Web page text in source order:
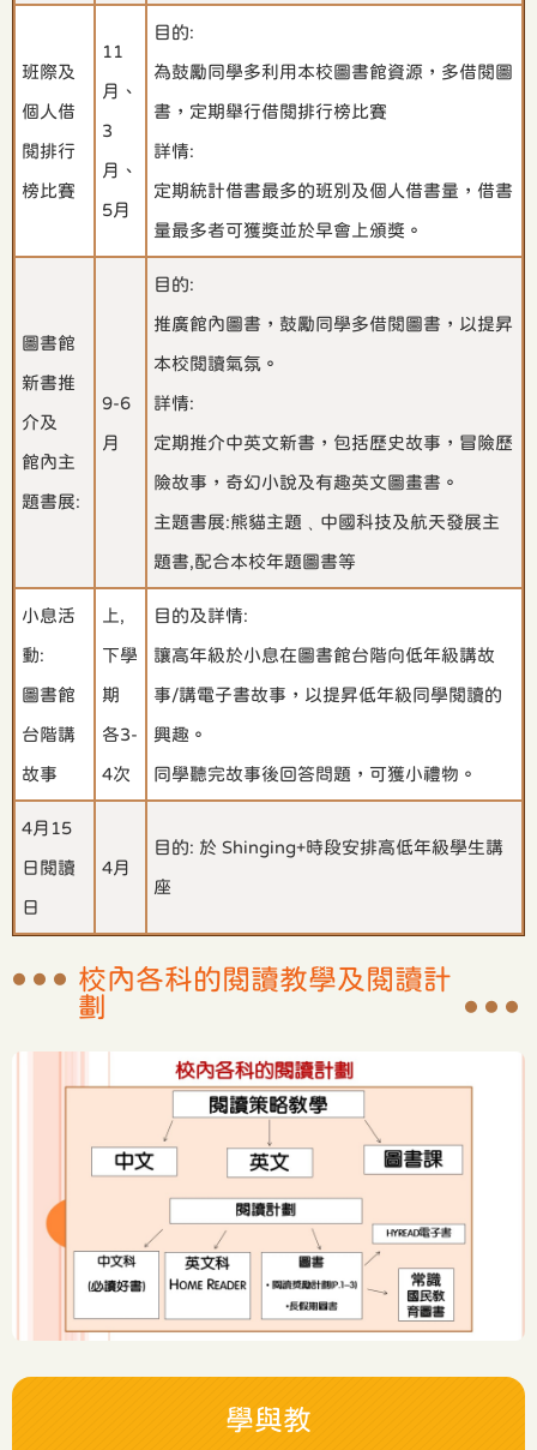
班際及
個人借
閱排行
榜比賽
11
月、
3
月、
5月
目的:
為鼓勵同學多利用本校圖書館資源，多借閱圖
書，定期舉行借閱排行榜比賽
詳情:
定期統計借書最多的班別及個人借書量，借書
量最多者可獲獎並於早會上頒獎。
圖書館
新書推
介及
館內主
題書展:
9-6
月
目的:
推廣館內圖書，鼓勵同學多借閱圖書，以提昇
本校閱讀氣氛。
詳情:
定期推介中英文新書，包括歷史故事，冒險歷
險故事，奇幻小說及有趣英文圖畫書。
主題書展:熊貓主題﹑中國科技及航天發展主
題書,配合本校年題圖書等
小息活
動:
圖書館
台階講
故事
上,
下學
期
各3-
4次
目的及詳情:
讓高年級於小息在圖書館台階向低年級講故
事/講電子書故事，以提昇低年級同學閱讀的
興趣。
同學聽完故事後回答問題，可獲小禮物。
4月15
日閱讀
日
4月
目的: 於 Shinging+時段安排高低年級學生講
座
校內各科的閱讀教學及閱讀計
劃
學與教